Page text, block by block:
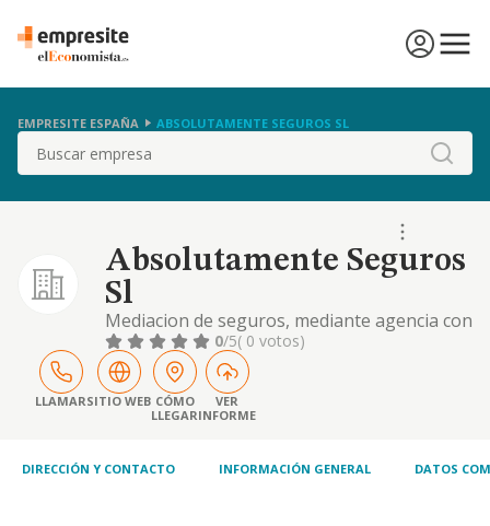
EMPRESITE ESPAÑA ABSOLUTAMENTE SEGUROS SL
Buscar
Absolutamente Seguros
Sl
Mediacion de seguros, mediante agencia con
sometimiento expreso a la ley de seguro
privado
0/5( 0 votos)
LLAMARSITIO WEB CÓMO
LLEGAR
VER
INFORME
DIRECCIÓN Y CONTACTO INFORMACIÓN GENERAL DATOS